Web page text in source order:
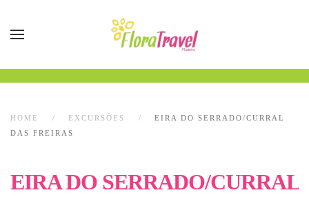
HOME EXCURSÕES
EIRA DO SERRADO/CURRAL
DAS FREIRAS
EIRA DO SERRADO/CURRAL